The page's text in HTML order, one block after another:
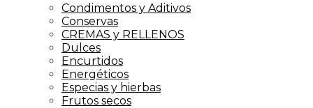
Condimentos y Aditivos
Conservas
CREMAS y RELLENOS
Dulces
Encurtidos
Energéticos
Especias y hierbas
Frutos secos